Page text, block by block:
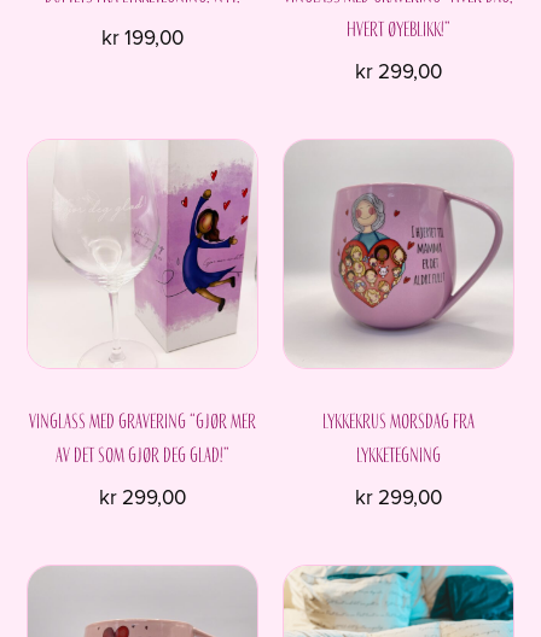
kr199,00
hvert øyeblikk!”
kr299,00
Vinglass med gravering “Gjør mer
av det som gjør deg glad!”
kr 299,00
Lykkekrus Morsdag fra
Lykketegning
kr299,00